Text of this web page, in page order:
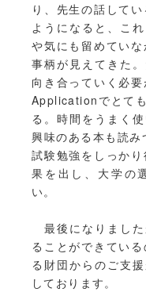
り、先生の話して
ようになると、こ
や気にも留めてい
事柄が見えてきた
向き合っていく必
Applicationでとて
る。時間をうまく
興味のある本も読
試験勉強をしっか
果を出し、大学の
い。
最後になりまし
ることができてい
る財団からのご支
しております。